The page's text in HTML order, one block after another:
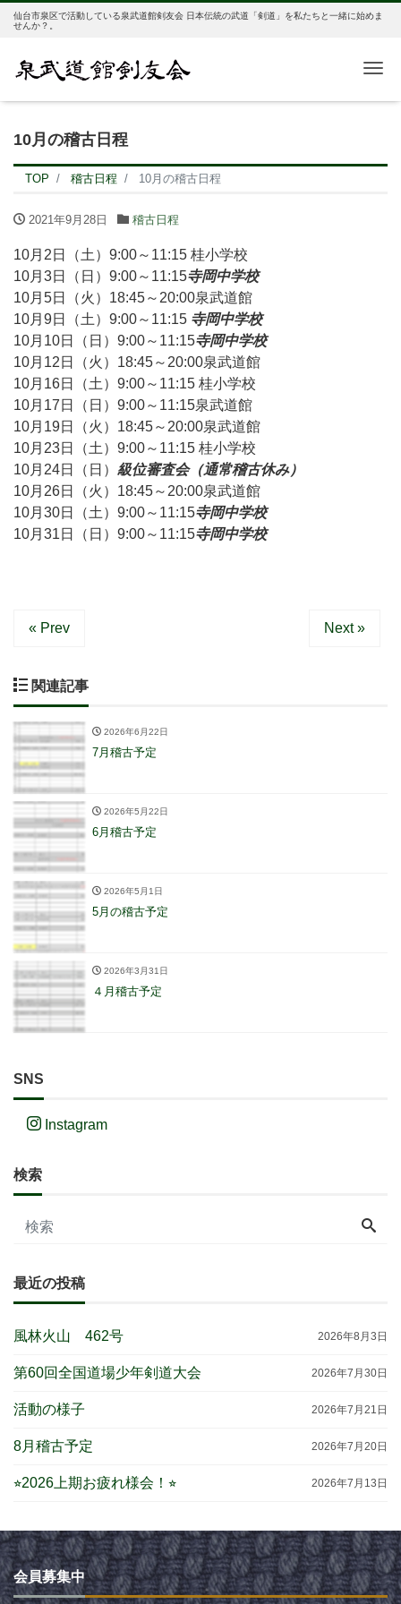
仙台市泉区で活動している泉武道館剣友会 日本伝統の武道「剣道」を私たちと一緒に始めま
せんか？。
10月の稽古日程
TOP 稽古日程 10月の稽古日程
2021年9月28日 稽古日程
10月2日（土）9:00～11:15 桂小学校
10月3日（日）9:00～11:15寺岡中学校
10月5日（火）18:45～20:00泉武道館
10月9日（土）9:00～11:15 寺岡中学校
10月10日（日）9:00～11:15寺岡中学校
10月12日（火）18:45～20:00泉武道館
10月16日（土）9:00～11:15 桂小学校
10月17日（日）9:00～11:15泉武道館
10月19日（火）18:45～20:00泉武道館
10月23日（土）9:00～11:15 桂小学校
10月24日（日） 級位審査会（通常稽古休み）
10月26日（火）18:45～20:00泉武道館
10月30日（土）9:00～11:15寺岡中学校
10月31日（日）9:00～11:15寺岡中学校
« Prev Next »
関連記事
2026年6月22日
7月稽古予定
2026年5月22日
6月稽古予定
2026年5月1日
5月の稽古予定
2026年3月31日
４月稽古予定
SNS
Instagram
検索
最近の投稿
風林火山 462号 2026年8月3日
第60回全国道場少年剣道大会 2026年7月30日
活動の様子 2026年7月21日
8月稽古予定 2026年7月20日
⭐︎2026上期お疲れ様会！⭐︎ 2026年7月13日
会員募集中